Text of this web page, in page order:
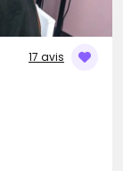
17 avis